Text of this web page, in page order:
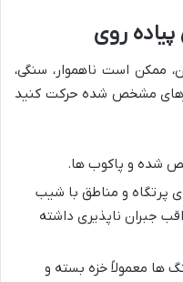
روی
ممکن است ناهموار، سنگی،
مشخص شده حرکت کنید
شده و پاکوب ها.
پرتگاه و مناطق با شیب
جبران ناپذیری داشته
ها معمولاً خزه بسته و